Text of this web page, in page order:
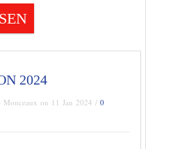
2024
Monceaux on 11 Jan 2024 / 0